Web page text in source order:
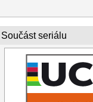
Součást seriálu